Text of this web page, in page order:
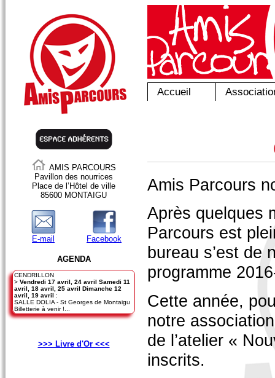
Accueil
Amis Parcours
Après quelques
Parcours est
bureau s’est de
programme
Cette année,
notre
de l’atelier «
inscrits.
AMIS PARCOURS
Pavillon des nourrices
Place de l’Hôtel de ville
85600 MONTAIGU
E-mail Facebook
AGENDA
CENDRILLON
> Vendredi 17 avril, 24 avril Samedi 11
avril, 18 avril, 25 avril Dimanche 12
avril, 19 avril :
SALLE DOLIA - St Georges de Montaigu
Billetterie à venir !...
>>> Livre d'Or <<<